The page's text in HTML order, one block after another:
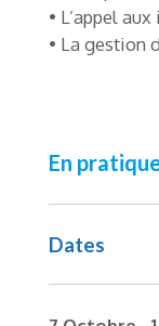
• L’appel
• La gestion
En
Dates